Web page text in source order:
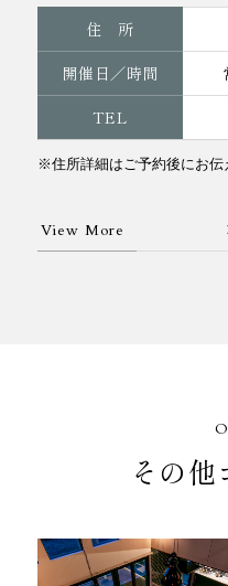
住 所
開催日／時間
TEL
※住所詳細はご予約後にお伝
View More
その他